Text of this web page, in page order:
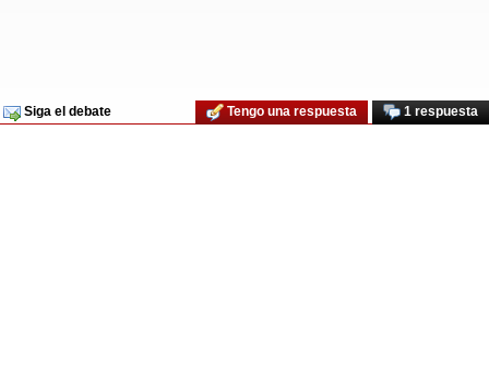
Siga el debate 1 respuesta
Tengo una respuesta